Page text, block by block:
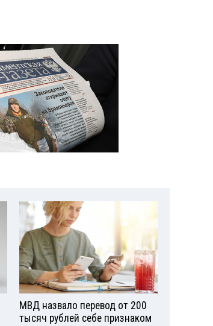
МВД назвало перевод от 200
тысяч рублей себе признаком